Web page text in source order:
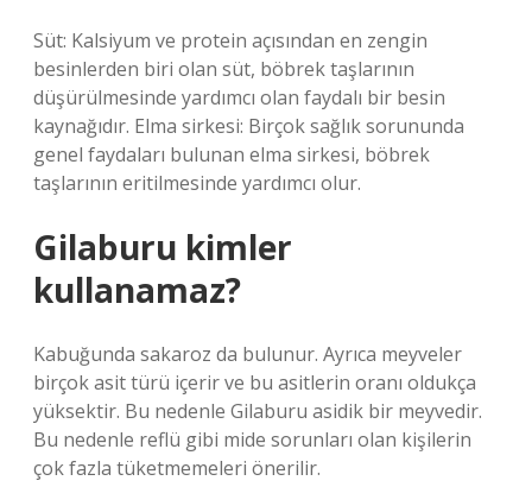
Süt: Kalsiyum ve protein açısından en zengin
besinlerden biri olan süt, böbrek taşlarının
düşürülmesinde yardımcı olan faydalı bir besin
kaynağıdır. Elma sirkesi: Birçok sağlık sorununda
genel faydaları bulunan elma sirkesi, böbrek
taşlarının eritilmesinde yardımcı olur.
Gilaburu kimler
kullanamaz?
Kabuğunda sakaroz da bulunur. Ayrıca meyveler
birçok asit türü içerir ve bu asitlerin oranı oldukça
yüksektir. Bu nedenle Gilaburu asidik bir meyvedir.
Bu nedenle reflü gibi mide sorunları olan kişilerin
çok fazla tüketmemeleri önerilir.